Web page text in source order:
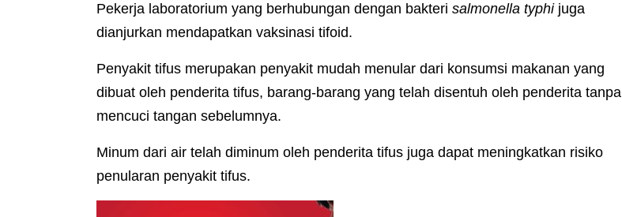
Pekerja laboratorium yang berhubungan dengan bakteri salmonella typhijuga
dianjurkan mendapatkan vaksinasi tifoid.
Penyakit tifus merupakan penyakit mudah menular dari konsumsi makanan yang
dibuat oleh penderita tifus, barang-barang yang telah disentuh oleh penderita tanpa
mencuci tangan sebelumnya.
Minum dari air telah diminum oleh penderita tifus juga dapat meningkatkan risiko
penularan penyakit tifus.